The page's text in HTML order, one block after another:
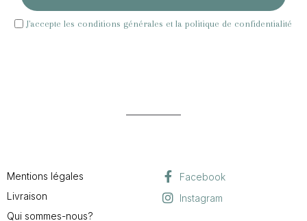
J'accepte les conditions générales et la politique de confidentialité
Mentions légales
Livraison
Qui sommes-nous?
Facebook
Instagram